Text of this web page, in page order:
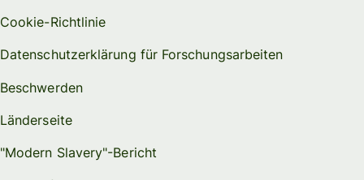
Cookie-Richtlinie
Datenschutzerklärung für Forschungsarbeiten
Beschwerden
Länderseite
"Modern Slavery"-Bericht